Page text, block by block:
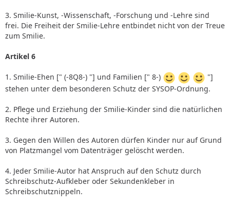
3. Smilie-Kunst, -Wissenschaft, -Forschung und -Lehre sind
frei. Die Freiheit der Smilie-Lehre entbindet nicht von der Treue
zum Smilie.
Artikel 6
1. Smilie-Ehen [" (-8Q8-) "] und Familien [" 8-)
"]
stehen unter dem besonderen Schutz der SYSOP-Ordnung.
2. Pflege und Erziehung der Smilie-Kinder sind die natürlichen
Rechte ihrer Autoren.
3. Gegen den Willen des Autoren dürfen Kinder nur auf Grund
von Platzmangel vom Datenträger gelöscht werden.
4. Jeder Smilie-Autor hat Anspruch auf den Schutz durch
Schreibschutz-Aufkleber oder Sekundenkleber in
Schreibschutznippeln.